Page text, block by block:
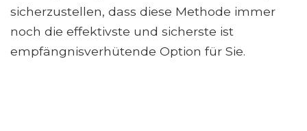
sicherzustellen, dass diese Methode immer
noch die effektivste und sicherste ist
empfängnisverhütende Option für Sie.